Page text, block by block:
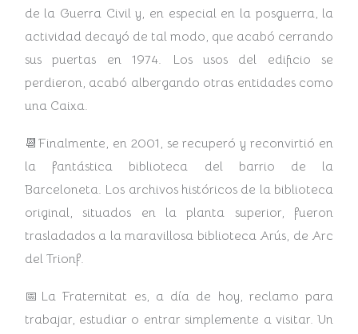
de la Guerra Civil y, en especial en la posguerra, la
actividad decayó de tal modo, que acabó cerrando
sus puertas en 1974. Los usos del edificio se
perdieron, acabó albergando otras entidades como
una Caixa.
📆Finalmente, en 2001, se recuperó y reconvirtió en
la fantástica biblioteca del barrio de la
Barceloneta. Los archivos históricos de la biblioteca
original, situados en la planta superior, fueron
trasladados a la maravillosa biblioteca Arús, de Arc
del Trionf.
📅La Fraternitat es, a día de hoy, reclamo para
trabajar, estudiar o entrar simplemente a visitar. Un